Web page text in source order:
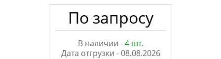
По запросу
В наличии -4 шт.
Дата отгрузки -08.08.2026